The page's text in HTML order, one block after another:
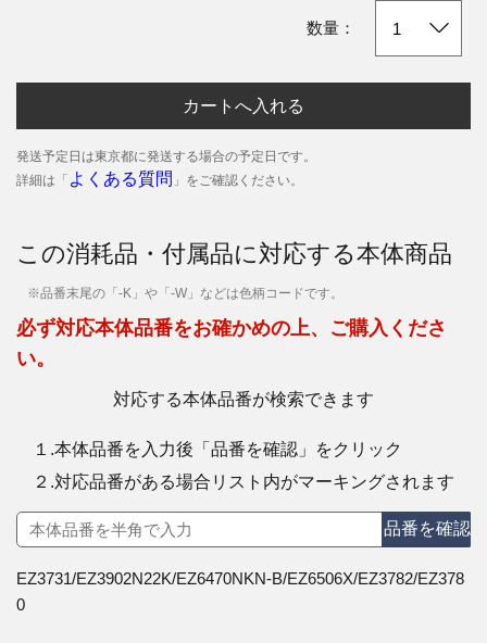
数量：
カートへ入れる
発送予定日は東京都に発送する場合の予定日です。
詳細は「 よくある質問 」をご確認ください。
この消耗品・付属品に対応する本体商品
※品番末尾の「-K」や「-W」などは色柄コードです。
必ず対応本体品番をお確かめの上、ご購入くださ
い。
対応する本体品番が検索できます
１.本体品番を入力後「品番を確認」をクリック
２.対応品番がある場合リスト内がマーキングされます
品番を確認
EZ3731/EZ3902N22K/EZ6470NKN-B/EZ6506X/EZ3782/EZ378
0